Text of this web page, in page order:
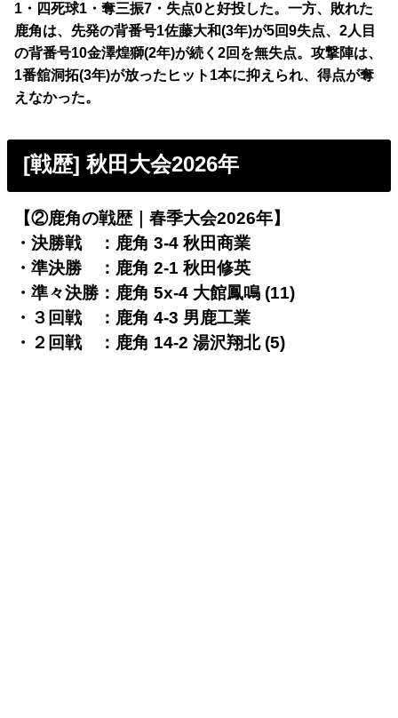
1・四死球1・奪三振7・失点0と好投した。一方、敗れた
鹿角は、先発の背番号1佐藤大和(3年)が5回9失点、2人目
の背番号10金澤煌獅(2年)が続く2回を無失点。攻撃陣は、
1番舘洞拓(3年)が放ったヒット1本に抑えられ、得点が奪
えなかった。
[戦歴] 秋田大会2026年
【②鹿角の戦歴｜春季大会2026年】
・決勝戦 ：鹿角 3-4 秋田商業
・準決勝 ：鹿角 2-1 秋田修英
・準々決勝：鹿角 5x-4 大館鳳鳴 (11)
・３回戦 ：鹿角 4-3 男鹿工業
・２回戦 ：鹿角 14-2 湯沢翔北 (5)